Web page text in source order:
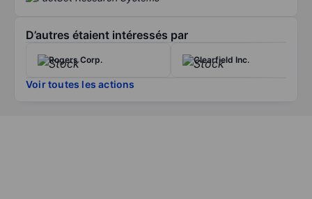
D’autres étaient intéressés par
Rogers Corp. Clearfield Inc.
Voir toutes les actions